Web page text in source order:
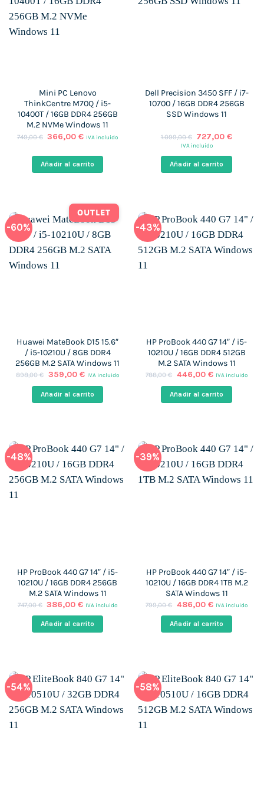
Mini PC Lenovo
ThinkCentre M70Q / i5-
10400T / 16GB DDR4 256GB
M.2 NVMe Windows 11
749,00€ El
era:
749,00 €.
366,00€El
es:
366,00 €.
IVA incluido
Añadir al carrito
Dell Precision 3450 SFF / i7-
10700 / 16GB DDR4 256GB
SSD Windows 11
1.099,00€ El
precio
era:
1.099,00 €.
727,00€El
es:
727,00
IVA incluido
Añadir al carrito
-60%
OUTLET
Huawei MateBook D15 15.6″
/ i5-10210U / 8GB DDR4
256GB M.2 SATA Windows 11
898,00€ El
original
era:
359,00 €El
actual
es:
IVA incluido
Añadir al carrito
-43%
HP ProBook 440 G7 14″ / i5-
10210U / 16GB DDR4 512GB
M.2 SATA Windows 11
788,00€ El
original
era:
446,00 €El
actual
es:
IVA incluido
Añadir al carrito
-48%
HP ProBook 440 G7 14″ / i5-
10210U / 16GB DDR4 256GB
M.2 SATA Windows 11
747,00€ El
original
era:
386,00€El
actual
es:
IVA incluido
Añadir al carrito
-39%
HP ProBook 440 G7 14″ / i5-
10210U / 16GB DDR4 1TB M.2
SATA Windows 11
799,00€ El
original
era:
486,00 €El
actual
es:
IVA incluido
Añadir al carrito
-54% -58%